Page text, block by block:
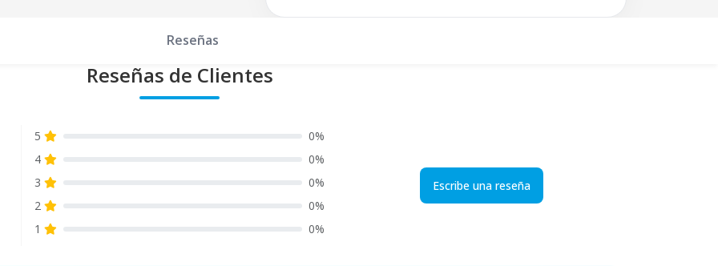
Reseñas
Reseñas de Clientes
5
0%
4
0%
3
0%
2
0%
1
0%
Escribe una reseña